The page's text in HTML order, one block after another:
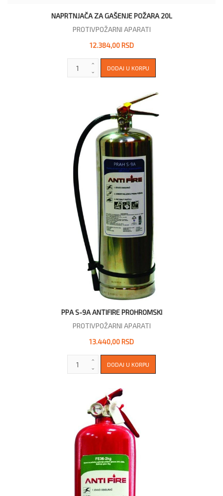
NAPRTNJAČA ZA GAŠENJE POŽARA 20L
PROTIVPOŽARNI APARATI
12.384,00 RSD
PPA S-9A ANTIFIRE PROHROMSKI
PROTIVPOŽARNI APARATI
13.440,00 RSD